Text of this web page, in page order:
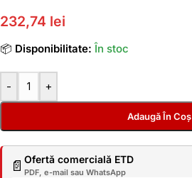
232,74 lei
📦 Disponibilitate: În stoc
- +
Adaugă În Coș
📄 Ofertă comercială ETD
PDF, e-mail sau WhatsApp